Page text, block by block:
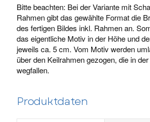
Bitte beachten: Bei der Variante mit
Rahmen gibt das gewählte Format die
des fertigen Bildes inkl. Rahmen an.
das eigentliche Motiv in der Höhe und
jeweils ca. 5 cm. Vom Motiv werden
über den Keilrahmen gezogen, die in
wegfallen.
Produktdaten